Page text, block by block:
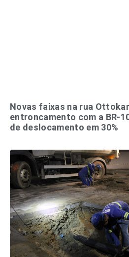
Novas faixas na rua
entroncamento com a BR-
de deslocamento em 30%